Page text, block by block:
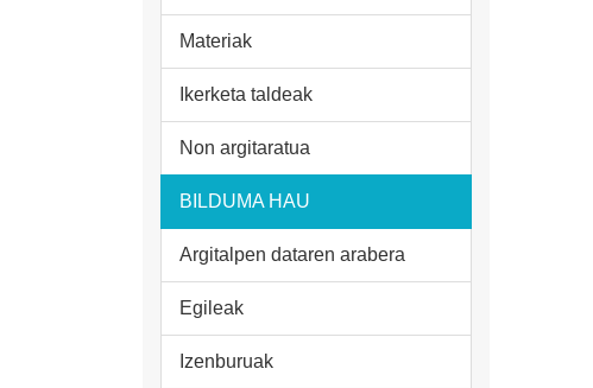
Materiak
Ikerketa taldeak
Non argitaratua
BILDUMA HAU
Argitalpen dataren arabera
Egileak
Izenburuak